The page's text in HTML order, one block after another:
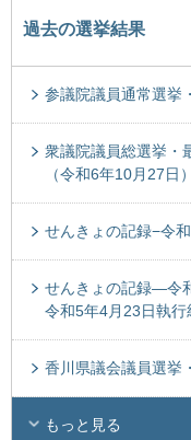
過去の選挙結果
参議院議員通常選挙
衆議院議員総選挙・
（令和6年10月27日）
せんきょの記録−令
せんきょの記録―令
令和5年4月23日執行
香川県議会議員選挙
もっと見る